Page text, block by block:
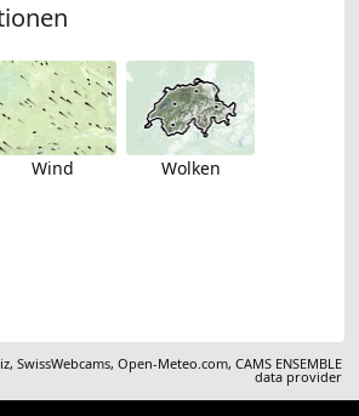
Wind Wolken
,SwissWebcams,Open-Meteo.com,CAMS ENSEMBLE
data provider